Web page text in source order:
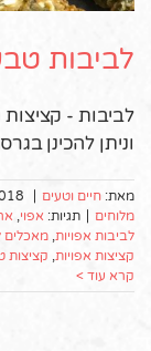
לביבות
לביבות - קציצות
וניתן להכינן
מאת: חיים וטעים |
מלוחים | תגיות: אפוי
לביבות אפויות מאכלים
קציצות אפויות קציצות
קרא עוד >